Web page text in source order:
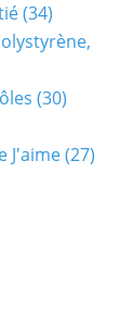
(34)
(30)
J'aime(27)